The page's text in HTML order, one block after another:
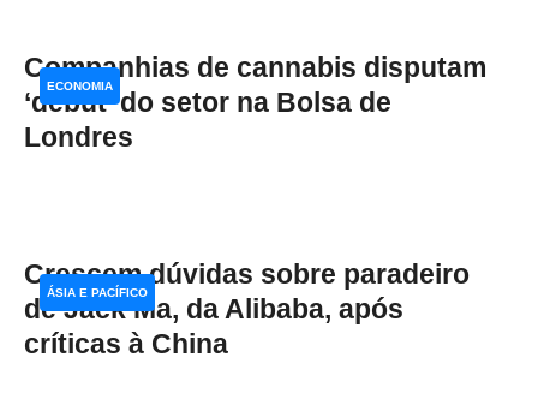
Companhias de cannabis disputam
‘debut’ do setor na Bolsa de
Londres
ECONOMIA
Crescem dúvidas sobre paradeiro
de Jack Ma, da Alibaba, após
críticas à China
ÁSIA E PACÍFICO